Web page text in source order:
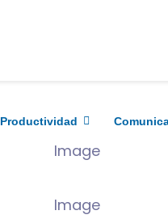
Productividad